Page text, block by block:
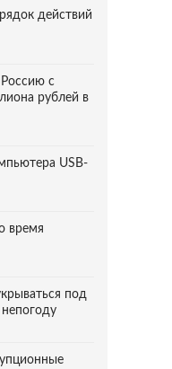
действий
с
рублей в
USB-
время
под